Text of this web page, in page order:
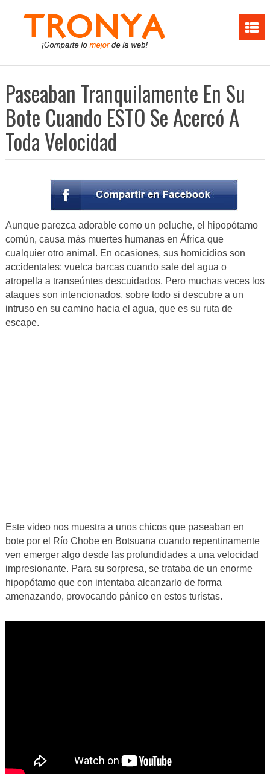
Paseaban Tranquilamente En Su
Bote Cuando ESTO Se Acercó A
Toda Velocidad
Aunque parezca adorable como un peluche, el hipopótamo
común, causa más muertes humanas en África que
cualquier otro animal. En ocasiones, sus homicidios son
accidentales: vuelca barcas cuando sale del agua o
atropella a transeúntes descuidados. Pero muchas veces los
ataques son intencionados, sobre todo si descubre a un
intruso en su camino hacia el agua, que es su ruta de
escape.
Este video nos muestra a unos chicos que paseaban en
bote por el Río Chobe en Botsuana cuando repentinamente
ven emerger algo desde las profundidades a una velocidad
impresionante. Para su sorpresa, se trataba de un enorme
hipopótamo que con intentaba alcanzarlo de forma
amenazando, provocando pánico en estos turistas.